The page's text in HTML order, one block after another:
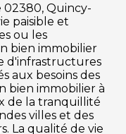
Quincy-
paisible et
ou les
bien immobilier
d'infrastructures
aux besoins des
bien immobilier à
de la tranquillité
villes et des
La qualité de vie